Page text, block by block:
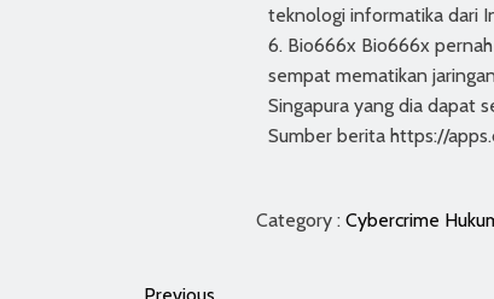
teknologi informatika dari
6. Bio666x Bio666x
sempat mematikan
Singapura yang dia dapat
Sumber berita https://
Category : Cybercrime